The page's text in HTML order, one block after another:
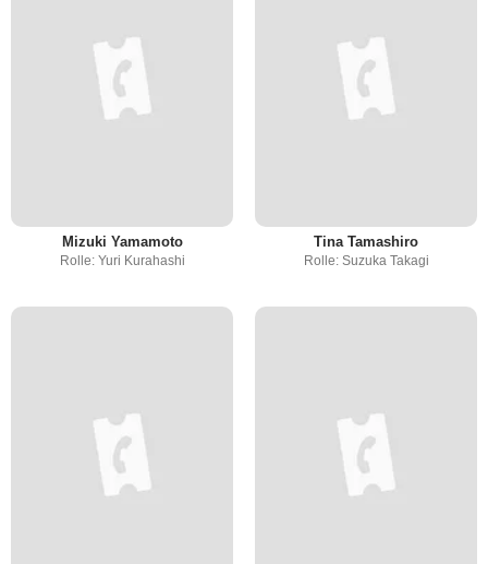
Mizuki Yamamoto
Rolle: Yuri Kurahashi
Tina Tamashiro
Rolle: Suzuka Takagi